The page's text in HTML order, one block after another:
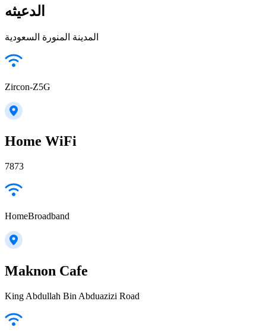
الدعيثه
المدينة المنورة السعودية
Zircon-Z5G
Home WiFi
7873
HomeBroadband
Maknon Cafe
King Abdullah Bin Abduazizi Road